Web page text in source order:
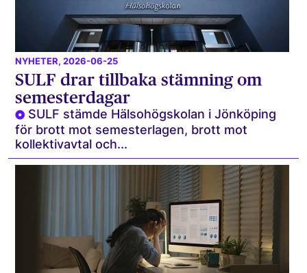
NYHETER, 2026-06-25
SULF drar tillbaka stämning om
semesterdagar
SULF stämde Hälsohögskolan i Jönköping
för brott mot semesterlagen, brott mot
kollektivavtal och...